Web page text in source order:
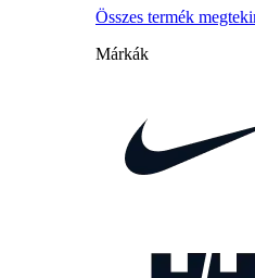
Összes termék
Márkák